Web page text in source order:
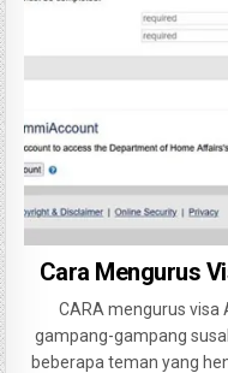
Cara Mengurus
CARA mengurus visa
gampang-gampang
beberapa teman yang